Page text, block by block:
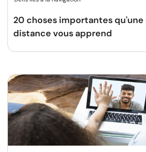
20 choses importantes
distance vous apprend